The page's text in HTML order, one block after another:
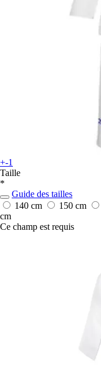
+-1
Taille
*
Guide des tailles
140 cm
150 cm
cm
Ce champ est requis